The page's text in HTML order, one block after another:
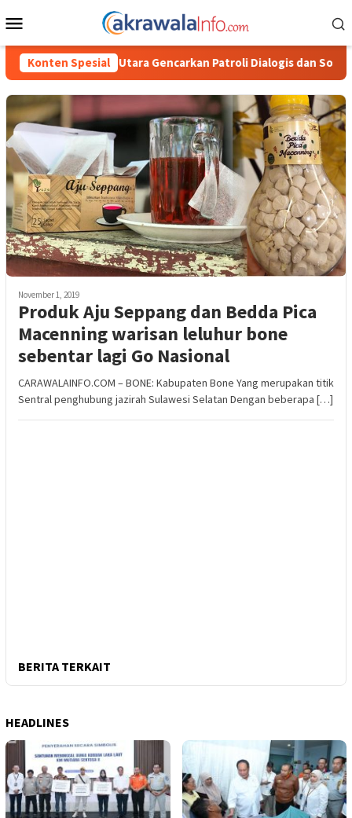
ke
Mobile
Konten Spesial
Gencarkan Patroli Dialogis dan Sosialisasi Layanan 110
November 1, 2019
Produk Aju Seppang dan Bedda Pica
Macenning warisan leluhur bone
sebentar lagi Go Nasional
CARAWALAINFO.COM – BONE: Kabupaten Bone Yang merupakan titik
Sentral penghubung jazirah Sulawesi Selatan Dengan beberapa […]
BERITA TERKAIT
HEADLINES